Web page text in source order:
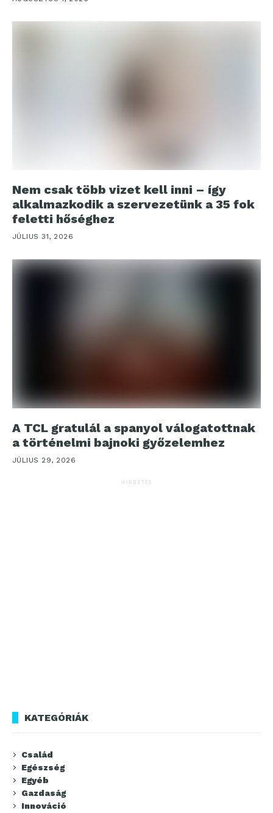
Nem csak több vizet kell inni – így
alkalmazkodik a szervezetünk a 35 fok
feletti hőséghez
JÚLIUS 31, 2026
A TCL gratulál a spanyol válogatottnak
a történelmi bajnoki győzelemhez
JÚLIUS 29, 2026
HIRDETÉS
KATEGÓRIÁK
Család
Egészség
Egyéb
Gazdaság
Innováció